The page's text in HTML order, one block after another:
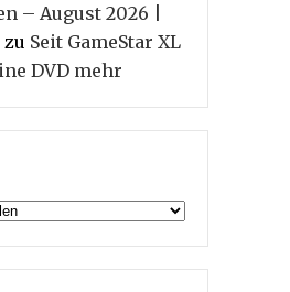
– August 2026 |
zu Seit GameStar XL
DVD mehr